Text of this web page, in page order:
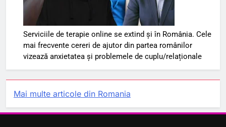
Serviciile de terapie online se extind și în România. Cele
mai frecvente cereri de ajutor din partea românilor
vizează anxietatea și problemele de cuplu/relaționale
Mai multe articole din Romania